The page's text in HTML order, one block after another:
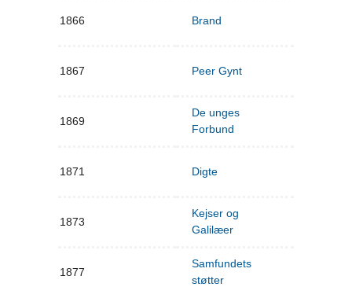
1866 Brand
1867 Peer Gynt
1869
De unges
Forbund
1871 Digte
1873
Kejser og
Galilæer
1877
Samfundets
støtter